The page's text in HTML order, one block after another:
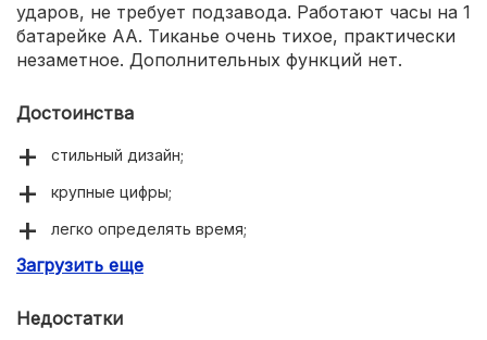
ударов, не требует подзавода. Работают часы на 1
батарейке АА. Тиканье очень тихое, практически
незаметное. Дополнительных функций нет.
Достоинства
стильный дизайн;
крупные цифры;
легко определять время;
надежный кварцевый механизм;
Загрузить еще
Недостатки